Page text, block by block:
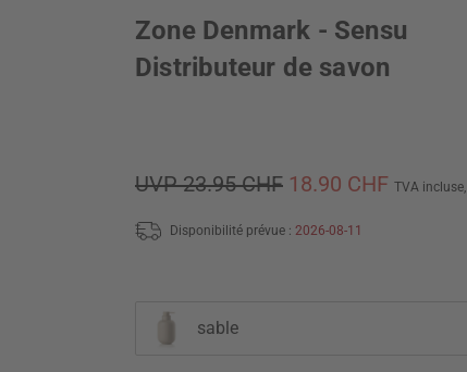
Zone Denmark - Sensu
Distributeur de savon
UVP 23.95 CHF 18.90 CHF TVA incluse,
Disponibilité prévue : 2026-08-11
sable